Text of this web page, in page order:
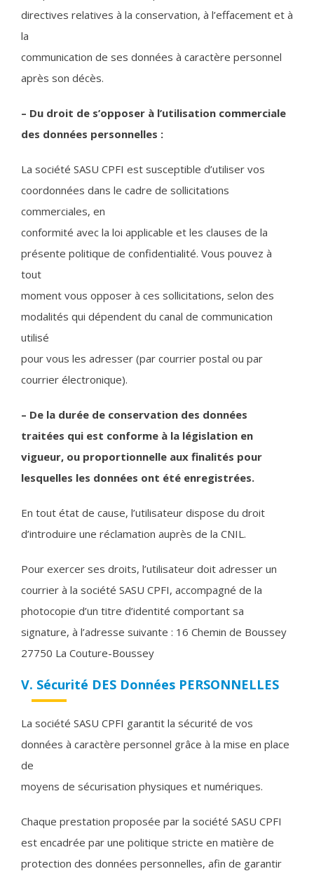
directives relatives à la conservation, à l’effacement et à
la
communication de ses données à caractère personnel
après son décès.
– Du droit de s’opposer à l’utilisation commerciale
des données personnelles :
La société SASU CPFI est susceptible d’utiliser vos
coordonnées dans le cadre de sollicitations
commerciales, en
conformité avec la loi applicable et les clauses de la
présente politique de confidentialité. Vous pouvez à
tout
moment vous opposer à ces sollicitations, selon des
modalités qui dépendent du canal de communication
utilisé
pour vous les adresser (par courrier postal ou par
courrier électronique).
– De la durée de conservation des données
traitées qui est conforme à la législation en
vigueur, ou proportionnelle aux finalités pour
lesquelles les données ont été enregistrées.
En tout état de cause, l’utilisateur dispose du droit
d’introduire une réclamation auprès de la CNIL.
Pour exercer ses droits, l’utilisateur doit adresser un
courrier à la société SASU CPFI, accompagné de la
photocopie d’un titre d’identité comportant sa
signature, à l’adresse suivante : 16 Chemin de Boussey
27750 La Couture-Boussey
V. Sécurité DES Données PERSONNELLES
La société SASU CPFI garantit la sécurité de vos
données à caractère personnel grâce à la mise en place
de
moyens de sécurisation physiques et numériques.
Chaque prestation proposée par la société SASU CPFI
est encadrée par une politique stricte en matière de
protection des données personnelles, afin de garantir